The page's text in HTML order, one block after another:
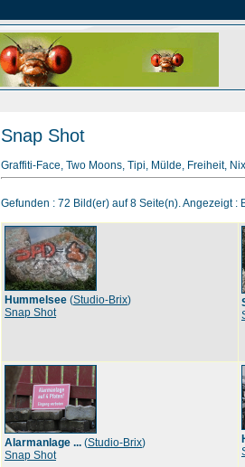
Snap Shot
Graffiti-Face, Two Moons, Tipi, Mülde, Freiheit,
Gefunden : 72 Bild(er) auf 8 Seite(n). Angezeigt :
Hummelsee (Studio-Brix)
Snap Shot
Alarmanlage ... (Studio-Brix)
Snap Shot